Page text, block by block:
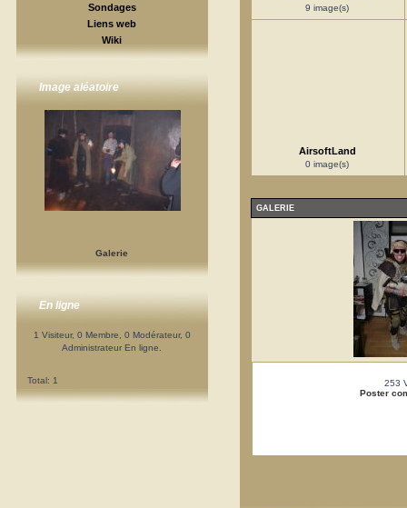
Sondages
Liens web
Wiki
Image aléatoire
Galerie
En ligne
1 Visiteur, 0 Membre, 0 Modérateur, 0
Administrateur En ligne.
Total: 1
9 image(s)
AirsoftLand
0 image(s)
GALERIE
253
Poster